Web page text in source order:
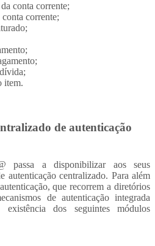
conta corrente;
corrente;
item.
de autenticação
passa a disponibilizar aos seus
autenticação centralizado. Para além
que recorrem a diretórios
de autenticação integrada
existência dos seguintes módulos